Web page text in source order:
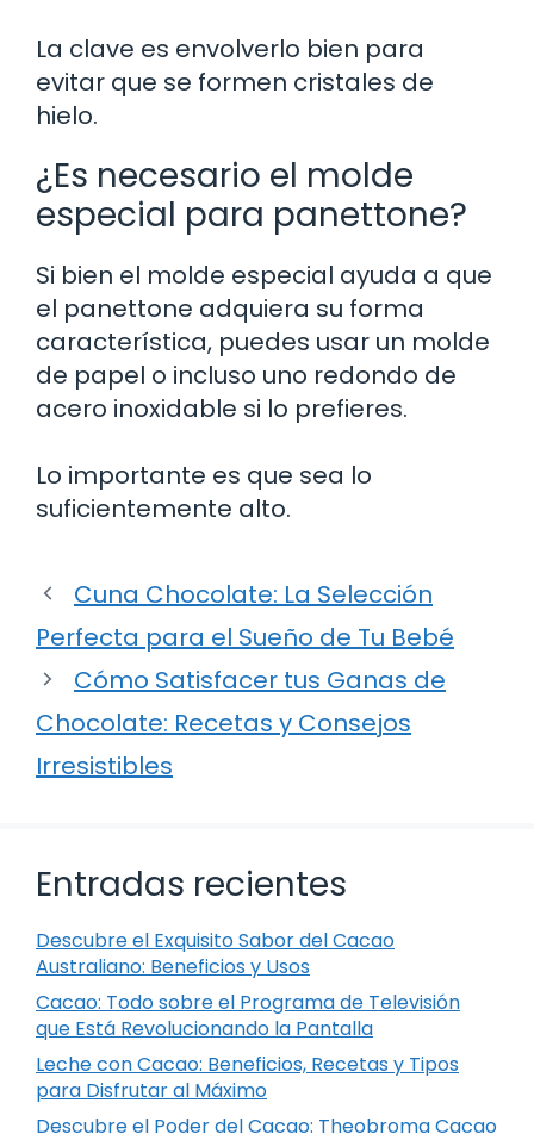
La clave es envolverlo bien para
evitar que se formen cristales de
hielo.
¿Es necesario el molde
especial para panettone?
Si bien el molde especial ayuda a que
el panettone adquiera su forma
característica, puedes usar un molde
de papel o incluso uno redondo de
acero inoxidable si lo prefieres.
Lo importante es que sea lo
suficientemente alto.
Cuna Chocolate: La Selección
Perfecta para el Sueño de Tu Bebé
Cómo Satisfacer tus Ganas de
Chocolate: Recetas y Consejos
Irresistibles
Entradas recientes
Descubre el Exquisito Sabor del Cacao
Australiano: Beneficios y Usos
Cacao: Todo sobre el Programa de Televisión
que Está Revolucionando la Pantalla
Leche con Cacao: Beneficios, Recetas y Tipos
para Disfrutar al Máximo
Descubre el Poder del Cacao: Theobroma Cacao